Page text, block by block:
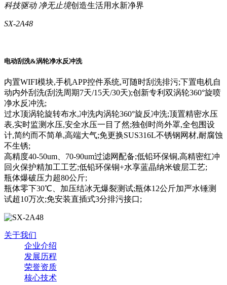
科技驱动 净无止境创造生活用水新净界
SX-2A48
电动刮洗&涡轮净水反冲洗
内置WIFI模块,手机APP控件系统,可随时刮洗排污;下置电机自
动内外刮洗(刮洗周期7天/15天/30天);创新专利双涡轮360°旋喷
净水反冲洗;
过水顶涡轮旋转布水,冲洗内涡轮360°旋反冲洗;顶置精密水压
表,实时监测水压,安全水压一目了然;独创时尚外罩,全包围设
计,简约而不简单,高端大气;免更换SUS316L不锈钢网材,耐腐蚀
不生锈;
高精度40-50um、70-90um过滤网配备;低铅环保铜,高精密红冲
回火保护精加工工艺;低铅环保铜+水享蓝晶纳米镀层工艺;
瓶体爆破压力超80公斤;
瓶体零下30℃、加压结冰无爆裂测试;瓶体12公斤加严水锤测
试超10万次;免安装直插式3分排污接口;
关于我们
企业介绍
发展历程
荣誉资质
核心技术